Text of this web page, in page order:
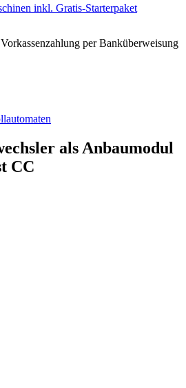
inkl. Gratis-Starterpaket
per Banküberweisung
als Anbaumodul
CC